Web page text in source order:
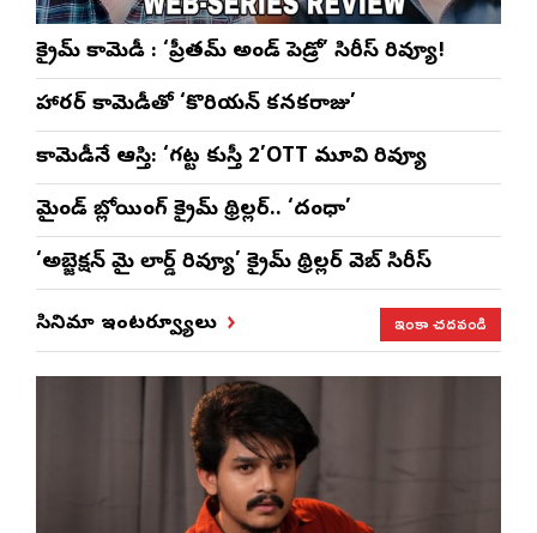
క్రైమ్ కామెడీ : ‘ప్రీతమ్ అండ్ పెడ్రో’ సిరీస్ రివ్యూ!
హారర్ కామెడీతో ‘కొరియన్ కనకరాజు’
కామెడీనే ఆస్తి: ‘గట్ట కుస్తీ 2’OTT మూవి రివ్యూ
మైండ్ బ్లోయింగ్ క్రైమ్ థ్రిల్లర్.. ‘దంధా’
‘అబ్జెక్ష‌న్ మై లార్డ్ రివ్యూ’ క్రైమ్ థ్రిల్ల‌ర్ వెబ్ సిరీస్
సినిమా ఇంటర్వ్యూలు ఇంకా చదవండి